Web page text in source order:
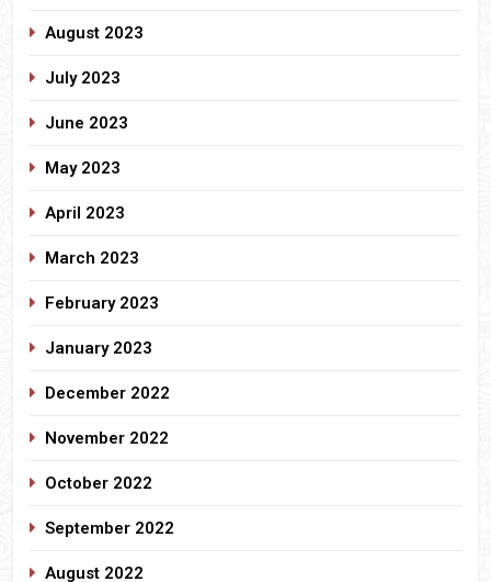
August 2023
July 2023
June 2023
May 2023
April 2023
March 2023
February 2023
January 2023
December 2022
November 2022
October 2022
September 2022
August 2022